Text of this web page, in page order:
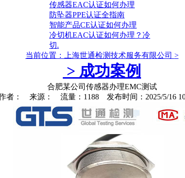
传感器EAC认证如何办理
防坠器PPE认证全指南
智能产品CE认证如何办理
冷切机EAC认证如何办理？冷
切.
当前位置：上海世通检测技术服务有限公司 >
> 成功案例
合肥某公司传感器办理EMC测试
者： 来源： 流量：1188 发布时间：2025/5/16